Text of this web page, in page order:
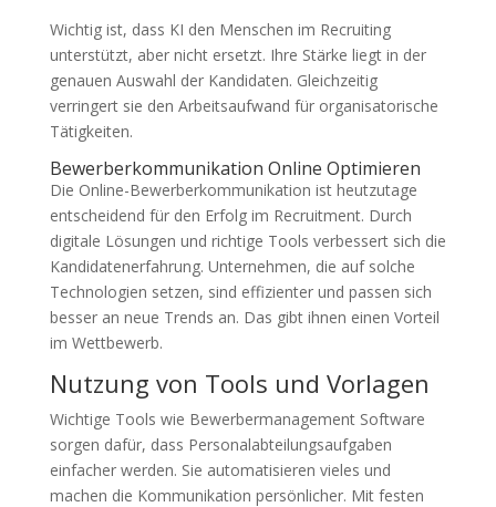
Wichtig ist, dass KI den Menschen im Recruiting
unterstützt, aber nicht ersetzt. Ihre Stärke liegt in der
genauen Auswahl der Kandidaten. Gleichzeitig
verringert sie den Arbeitsaufwand für organisatorische
Tätigkeiten.
Bewerberkommunikation Online Optimieren
Die Online-Bewerberkommunikation ist heutzutage
entscheidend für den Erfolg im Recruitment. Durch
digitale Lösungen und richtige Tools verbessert sich die
Kandidatenerfahrung. Unternehmen, die auf solche
Technologien setzen, sind effizienter und passen sich
besser an neue Trends an. Das gibt ihnen einen Vorteil
im Wettbewerb.
Nutzung von Tools und Vorlagen
Wichtige Tools wie Bewerbermanagement Software
sorgen dafür, dass Personalabteilungsaufgaben
einfacher werden. Sie automatisieren vieles und
machen die Kommunikation persönlicher. Mit festen